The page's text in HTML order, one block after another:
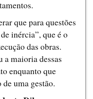
que para questões
inércia”, que é o
das obras.
a maioria dessas
enquanto que
uma gestão.